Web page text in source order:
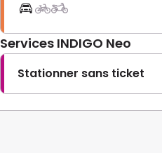
Services INDIGO Neo
Stationner sans ticket